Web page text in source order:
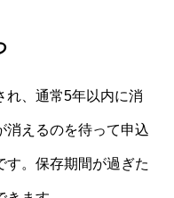
れ、通常5年以内に消
消えるのを待って申込
す。保存期間が過ぎた